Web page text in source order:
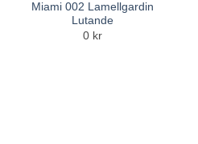
Miami 002 Lamellgardin
Lutande
0 kr